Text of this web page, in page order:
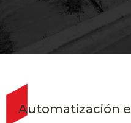
Automatización